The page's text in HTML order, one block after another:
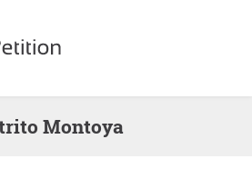
Montoya